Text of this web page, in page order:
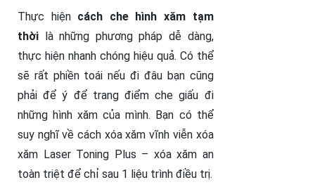
Thực hiệncách che hình xăm tạm
thời là những phương pháp dễ dàng,
thực hiện nhanh chóng hiệu quả. Có thể
sẽ rất phiền toái nếu đi đâu bạn cũng
phải để ý để trang điểm che giấu đi
những hình xăm của mình. Bạn có thể
suy nghĩ về cách xóa xăm vĩnh viễn xóa
xăm Laser Toning Plus – xóa xăm an
toàn triệt để chỉ sau 1 liệu trình điều trị.